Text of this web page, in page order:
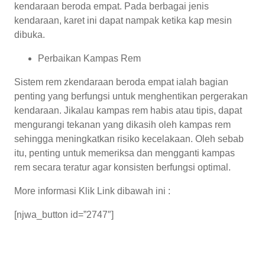
kendaraan beroda empat. Pada berbagai jenis
kendaraan, karet ini dapat nampak ketika kap mesin
dibuka.
Perbaikan Kampas Rem
Sistem rem zkendaraan beroda empat ialah bagian
penting yang berfungsi untuk menghentikan pergerakan
kendaraan. Jikalau kampas rem habis atau tipis, dapat
mengurangi tekanan yang dikasih oleh kampas rem
sehingga meningkatkan risiko kecelakaan. Oleh sebab
itu, penting untuk memeriksa dan mengganti kampas
rem secara teratur agar konsisten berfungsi optimal.
More informasi Klik Link dibawah ini :
[njwa_button id=”2747″]